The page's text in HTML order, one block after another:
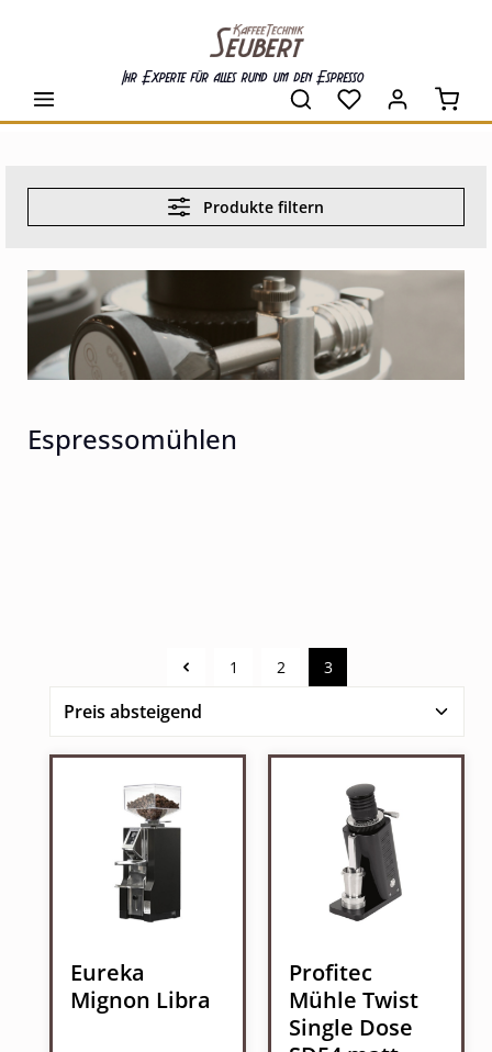
Ihr Experte für alles rund um den Espresso
Produkte filtern
Espressomühlen
Seite
1 Seite
2 Seite
3
Eureka
Mignon Libra
Profitec
Mühle Twist
Single Dose